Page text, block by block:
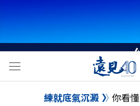
練就底氣沉澱 你看